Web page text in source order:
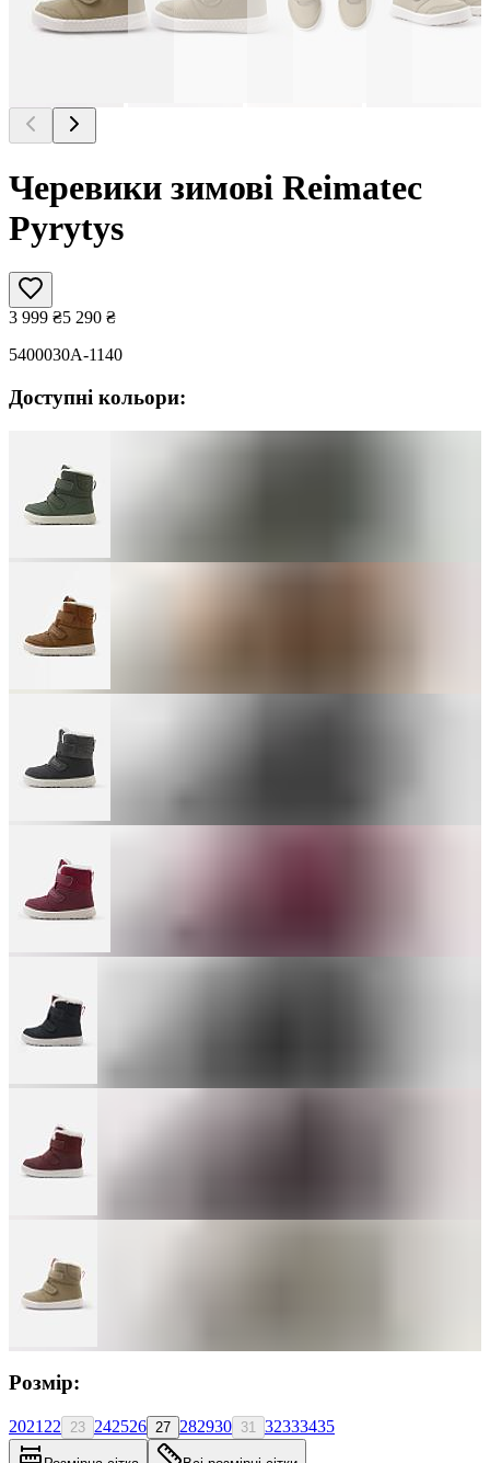
Черевики зимові Reimatec
Pyrytys
3 999 ₴5 290 ₴
5400030A-1140
Доступні кольори:
Розмір:
2021 22 23 242526 27 282930 31 32333435